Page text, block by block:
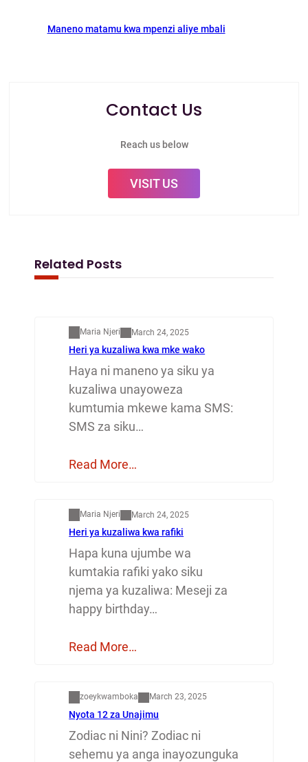
Maneno matamu kwa mpenzi aliye mbali
Contact Us
Reach us below
VISIT US
Related Posts
Maria Njeri March 24, 2025
Heri ya kuzaliwa kwa mke wako
Haya ni maneno ya siku ya
kuzaliwa unayoweza
kumtumia mkewe kama SMS:
SMS za siku…
Read More…
Maria Njeri March 24, 2025
Heri ya kuzaliwa kwa rafiki
Hapa kuna ujumbe wa
kumtakia rafiki yako siku
njema ya kuzaliwa: Meseji za
happy birthday…
Read More…
zoeykwamboka March 23, 2025
Nyota 12 za Unajimu
Zodiac ni Nini? Zodiac ni
sehemu ya anga inayozunguka